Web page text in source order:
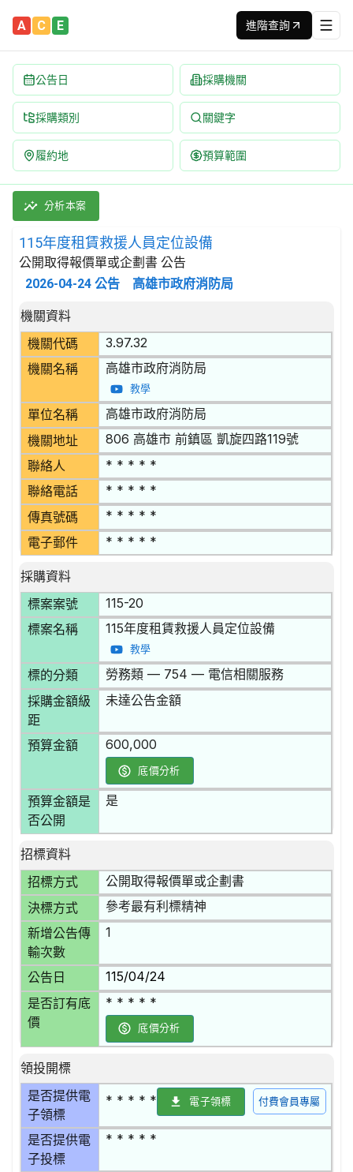
A C E 進階查詢
公告日 採購機關
採購類別 關鍵字
履約地 預算範圍
115年度租賃救援人員定位設備 招標公告 | 案號：115-20 |
採購類別：勞務類 電信相關服務 | 招標方式：公開取得報
分析本案
115年度租賃救援人員定位設備
公開取得報價單或企劃書 公告
2026-04-24 公告 高雄市政府消防局
招標公告詳細內容
機關資料
機關代碼
3.97.32
機關名稱 高雄市政府消防局
教學
單位名稱 高雄市政府消防局
機關地址 806 高雄市 前鎮區 凱旋四路119號
聯絡人 * * * * *
聯絡電話 * * * * *
傳真號碼 * * * * *
電子郵件 * * * * *
採購資料
標案案號
115-20
標案名稱 115年度租賃救援人員定位設備
教學
標的分類 勞務類 — 754 — 電信相關服務
採購金額級
距
未達公告金額
預算金額 600,000
底價分析
預算金額是
否公開
是
招標資料
招標方式
公開取得報價單或企劃書
決標方式 參考最有利標精神
新增公告傳
輸次數
1
公告日 115/04/24
是否訂有底
價
* * * * *
底價分析
領投開標
是否提供電
子領標
* * * * * 電子領標 付費會員專屬
是否提供電
子投標
* * * * *